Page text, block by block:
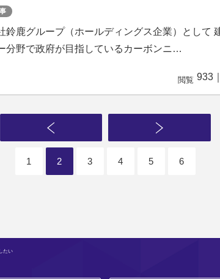
鈴鹿グループ（ホールディングス企業）として
分野で政府が目指しているカーボンニ…
閲覧 933
1 2 3 4 5 6
たい